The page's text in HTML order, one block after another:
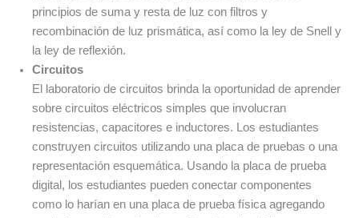
principios de suma y resta de luz con filtros y
recombinación de luz prismática, así como la ley de Snell y
la ley de reflexión.
Circuitos
El laboratorio de circuitos brinda la oportunidad de aprender
sobre circuitos eléctricos simples que involucran
resistencias, capacitores e inductores. Los estudiantes
construyen circuitos utilizando una placa de pruebas o una
representación esquemática. Usando la placa de prueba
digital, los estudiantes pueden conectar componentes
como lo harían en una placa de prueba física agregando